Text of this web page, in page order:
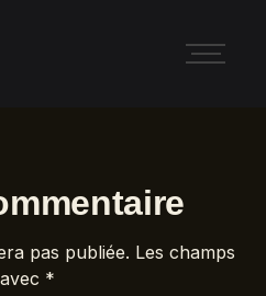
pas publiée. Les champs
*